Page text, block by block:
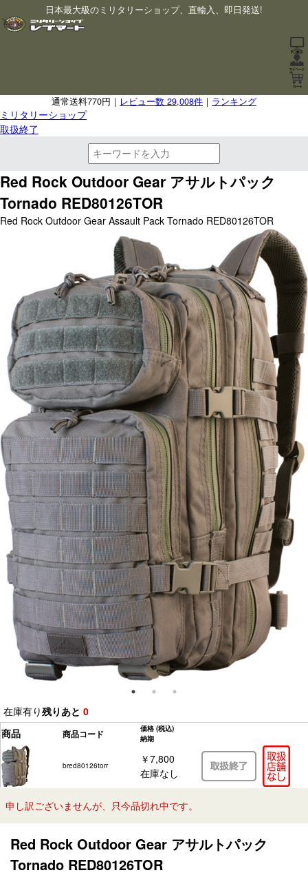
日本最大級のミリタリーショップ、直輸入、即日発送!
通常送料770円｜ レビュー数 29,008件 ｜ ランキング
ミリタリーショップ
取扱終了
Red Rock Outdoor Gear アサルトパック
Tornado RED80126TOR
Red Rock Outdoor Gear Assault Pack Tornado RED80126TOR
在庫有り残りあと 0
商品
商品コード 価格 (税込)
納期
bred80126torr
￥7,800
在庫なし
申し訳ございませんが、只今品切れ中です。
Red Rock Outdoor Gear アサルトパック
Tornado RED80126TOR